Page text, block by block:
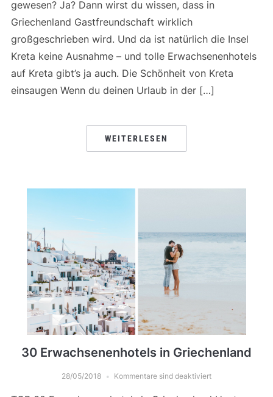
gewesen? Ja? Dann wirst du wissen, dass in
Griechenland Gastfreundschaft wirklich
großgeschrieben wird. Und da ist natürlich die Insel
Kreta keine Ausnahme – und tolle Erwachsenenhotels
auf Kreta gibt’s ja auch. Die Schönheit von Kreta
einsaugen Wenn du deinen Urlaub in der […]
WEITERLESEN
30 Erwachsenenhotels in Griechenland
28/05/2018 Kommentare sind deaktiviert